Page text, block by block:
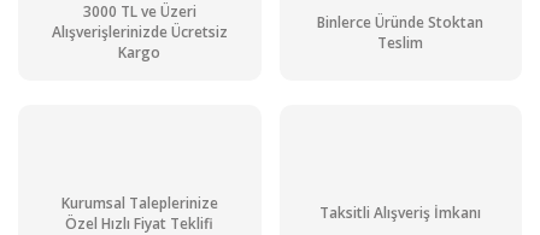
3000 TL ve Üzeri
Alışverişlerinizde Ücretsiz
Kargo
Binlerce Üründe Stoktan
Teslim
Kurumsal Taleplerinize
Özel Hızlı Fiyat Teklifi
Taksitli Alışveriş İmkanı